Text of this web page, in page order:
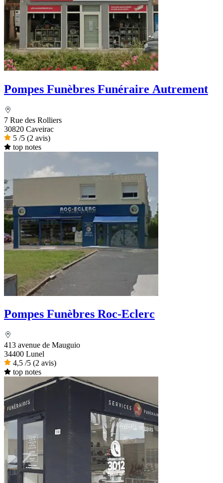
Pompes Funèbres Funéraire Autrement
7 Rue des Rolliers
30820 Caveirac
5 /5 (2 avis)
top notes
Pompes Funèbres Roc-Eclerc
413 avenue de Mauguio
34400 Lunel
4,5 /5 (2 avis)
top notes